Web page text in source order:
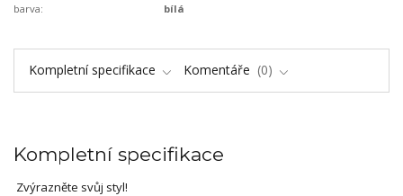
barva:
bílá
Kompletní specifikace Komentáře 0
Kompletní specifikace
Zvýrazněte svůj styl!